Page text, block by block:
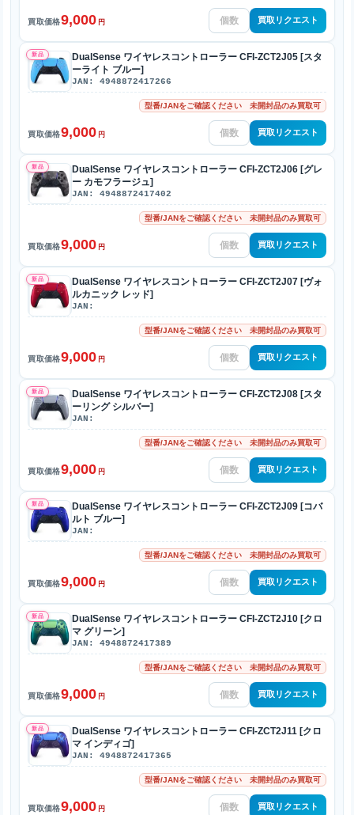
買取価格9,000 円 買取リクエスト
新品
DualSense ワイヤレスコントローラー CFI-ZCT2J05 [スタ
ーライト ブルー]
JAN: 4948872417266
型番/JANをご確認ください 未開封品のみ買取可
買取価格9,000 円 買取リクエスト
新品
DualSense ワイヤレスコントローラー CFI-ZCT2J06 [グレ
ー カモフラージュ]
JAN: 4948872417402
型番/JANをご確認ください 未開封品のみ買取可
買取価格9,000 円 買取リクエスト
新品
DualSense ワイヤレスコントローラー CFI-ZCT2J07 [ヴォ
ルカニック レッド]
JAN:
型番/JANをご確認ください 未開封品のみ買取可
買取価格9,000 円 買取リクエスト
新品
DualSense ワイヤレスコントローラー CFI-ZCT2J08 [スタ
ーリング シルバー]
JAN:
型番/JANをご確認ください 未開封品のみ買取可
買取価格9,000 円 買取リクエスト
新品
DualSense ワイヤレスコントローラー CFI-ZCT2J09 [コバ
ルト ブルー]
JAN:
型番/JANをご確認ください 未開封品のみ買取可
買取価格9,000 円 買取リクエスト
新品
DualSense ワイヤレスコントローラー CFI-ZCT2J10 [クロ
マ グリーン]
JAN: 4948872417389
型番/JANをご確認ください 未開封品のみ買取可
買取価格9,000 円 買取リクエスト
新品
DualSense ワイヤレスコントローラー CFI-ZCT2J11 [クロ
マ インディゴ]
JAN: 4948872417365
型番/JANをご確認ください 未開封品のみ買取可
買取価格9,000 円 買取リクエスト